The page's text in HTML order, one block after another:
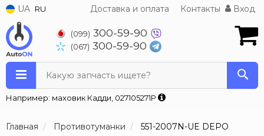
UA RU Доставка и оплата Контакты Вход
(099) 300-59-90
(067) 300-59-90
Какую запчасть ищете?
Например: маховик Кадди, 027105271P
Главная Противотуманки 551-2007N-UE DEPO